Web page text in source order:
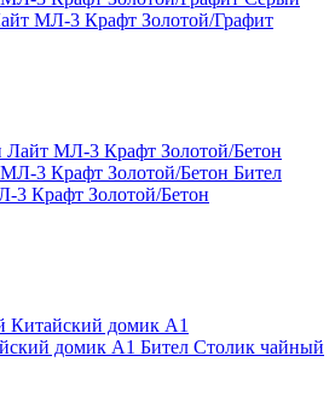
МЛ-3 Крафт Золотой/Графит
Бител
Крафт Золотой/Бетон
Бител Столик чайный